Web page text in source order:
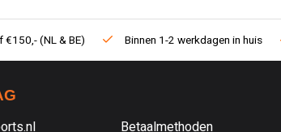
(NL & BE) Binnen 1-2 werkdagen in huis
Betaalmethoden